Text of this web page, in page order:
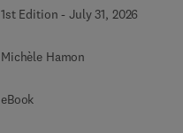
1st Edition -July 31, 2026
Michèle Hamon
eBook